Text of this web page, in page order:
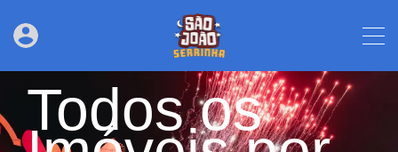
Todos os